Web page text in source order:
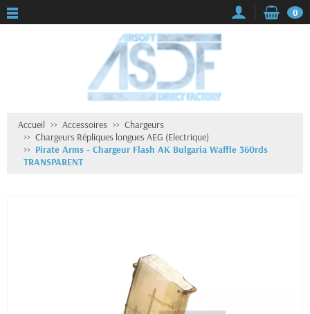
0
Accueil Accessoires
Chargeurs
Chargeurs Répliques longues AEG (Electrique)
Pirate Arms - Chargeur Flash AK Bulgaria Waffle 360rds
TRANSPARENT